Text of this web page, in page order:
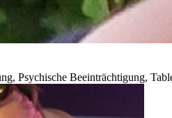
Psychische Beeinträchtigung,